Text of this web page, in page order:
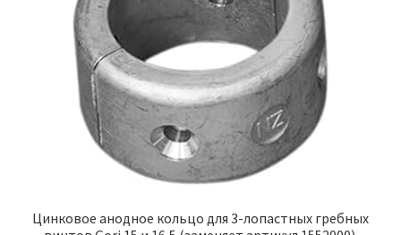
Цинковое анодное кольцо для 3-лопастных гребных